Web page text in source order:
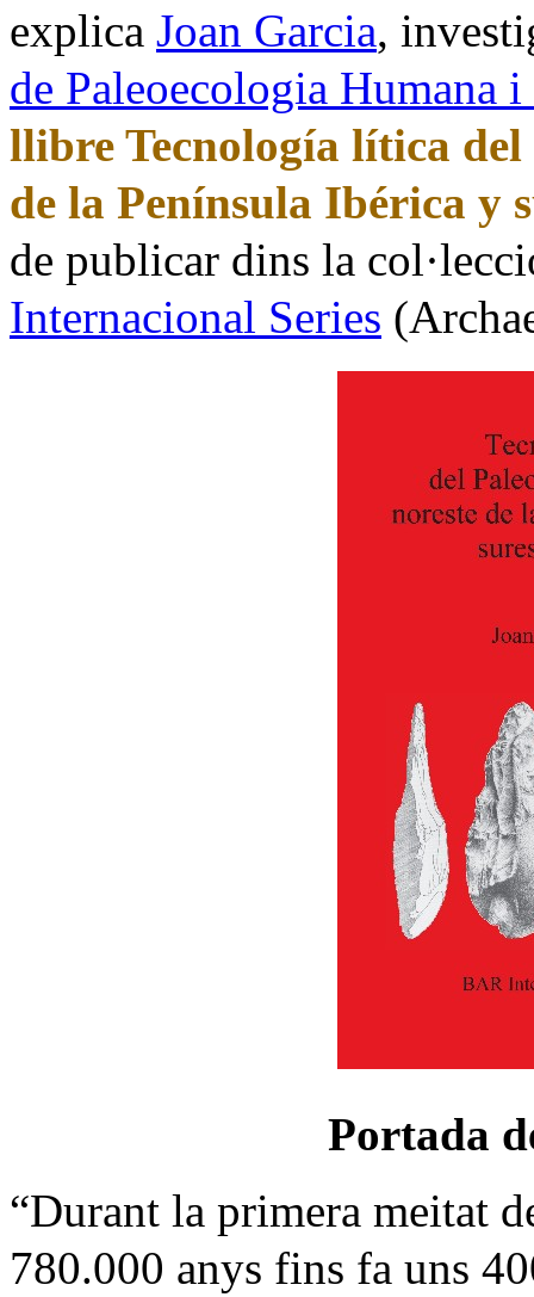
explica Joan Garcia,
de Paleoecologia Humana
llibre Tecnología lítica
de la Península Ibérica y
de publicar dins la
Internacional Series
Portada
“Durant la primera meitat
780.000 anys fins fa uns